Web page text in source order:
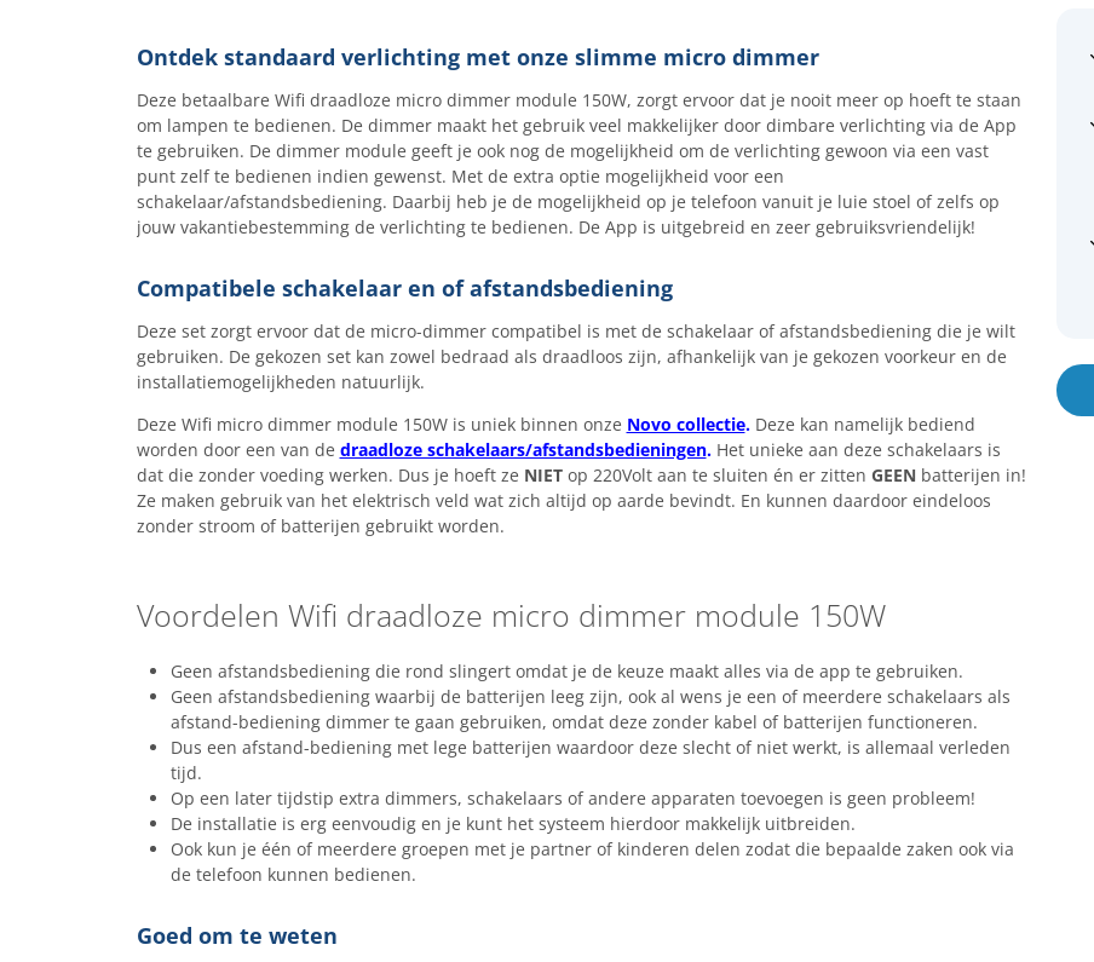
Ontdek standaard verlichting met onze slimme micro dimmer
Deze betaalbare Wifi draadloze micro dimmer module 150W, zorgt ervoor dat je nooit meer op hoeft te staan
om lampen te bedienen. De dimmer maakt het gebruik veel makkelijker door dimbare verlichting via de App
te gebruiken. De dimmer module geeft je ook nog de mogelijkheid om de verlichting gewoon via een vast
punt zelf te bedienen indien gewenst. Met de extra optie mogelijkheid voor een
schakelaar/afstandsbediening. Daarbij heb je de mogelijkheid op je telefoon vanuit je luie stoel of zelfs op
jouw vakantiebestemming de verlichting te bedienen. De App is uitgebreid en zeer gebruiksvriendelijk!
Compatibele schakelaar en of afstandsbediening
Deze set zorgt ervoor dat de micro-dimmer compatibel is met de schakelaar of afstandsbediening die je wilt
gebruiken. De gekozen set kan zowel bedraad als draadloos zijn, afhankelijk van je gekozen voorkeur en de
installatiemogelijkheden natuurlijk.
Deze Wifi micro dimmer module 150W is uniek binnen onze Novo collectie.Deze kan namelijk bediend
worden door een van de draadloze schakelaars/afstandsbedieningen.Het unieke aan deze schakelaars is
dat die zonder voeding werken. Dus je hoeft ze NIETop 220Volt aan te sluiten én er zitten GEEN batterijen in!
Ze maken gebruik van het elektrisch veld wat zich altijd op aarde bevindt. En kunnen daardoor eindeloos
zonder stroom of batterijen gebruikt worden.
Voordelen Wifi draadloze micro dimmer module 150W
Geen afstandsbediening die rond slingert omdat je de keuze maakt alles via de app te gebruiken.
Geen afstandsbediening waarbij de batterijen leeg zijn, ook al wens je een of meerdere schakelaars als
afstand-bediening dimmer te gaan gebruiken, omdat deze zonder kabel of batterijen functioneren.
Dus een afstand-bediening met lege batterijen waardoor deze slecht of niet werkt, is allemaal verleden
tijd.
Op een later tijdstip extra dimmers, schakelaars of andere apparaten toevoegen is geen probleem!
De installatie is erg eenvoudig en je kunt het systeem hierdoor makkelijk uitbreiden.
Ook kun je één of meerdere groepen met je partner of kinderen delen zodat die bepaalde zaken ook via
de telefoon kunnen bedienen.
Goed om te weten